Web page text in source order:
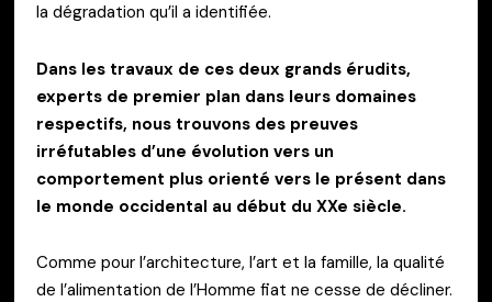
la dégradation qu’il a identifiée.
Dans les travaux de ces deux grands érudits,
experts de premier plan dans leurs domaines
respectifs, nous trouvons des preuves
irréfutables d’une évolution vers un
comportement plus orienté vers le présent dans
le monde occidental au début du XXe siècle.
Comme pour l’architecture, l’art et la famille, la qualité
de l’alimentation de l’Homme fiat ne cesse de décliner.